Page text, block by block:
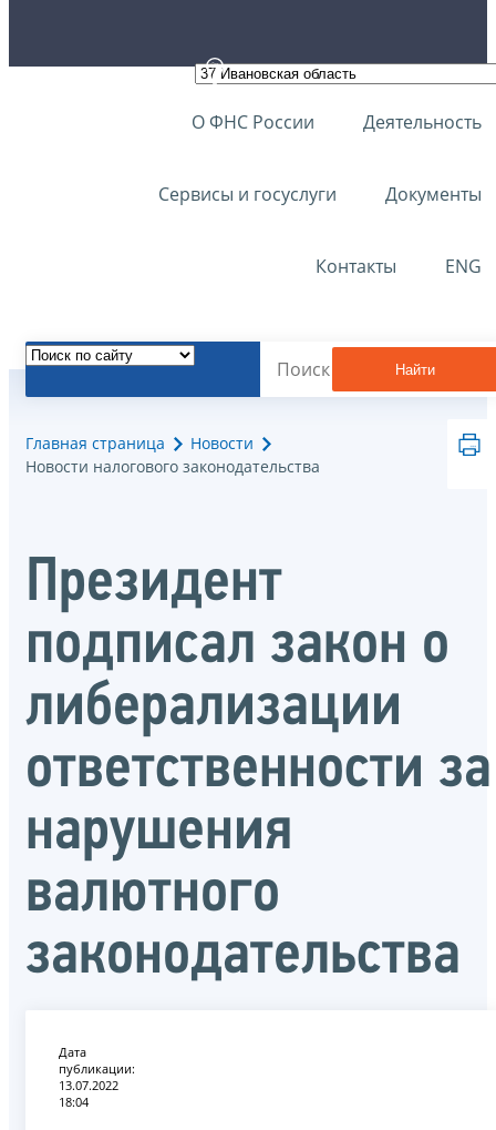
О ФНС России Деятельность
Сервисы и госуслуги Документы
Контакты ENG
Найти
Главная страница
Новости
Новости налогового законодательства
Президент
подписал закон о
либерализации
ответственности за
нарушения
валютного
законодательства
Дата
публикации:
13.07.2022
18:04